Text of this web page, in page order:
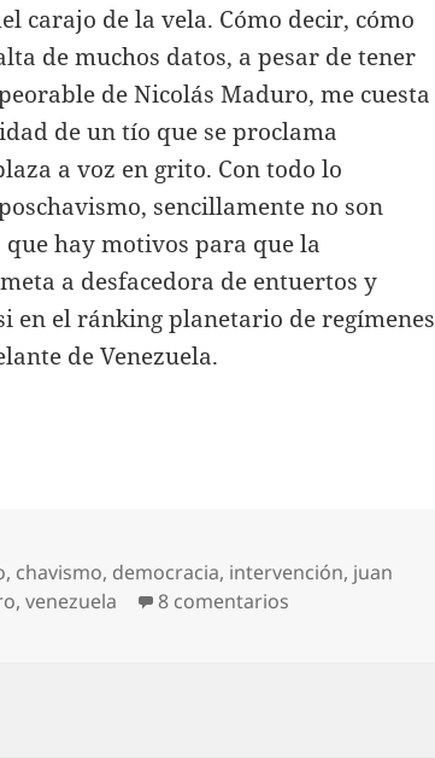
carajo de la vela. Cómo decir, cómo
de muchos datos, a pesar de tener
de Nicolás Maduro, me cuesta
de un tío que se proclama
a voz en grito. Con todo lo
sencillamente no son
hay motivos para que la
a desfacedora de entuertos y
en el ránking planetario de regímenes
de Venezuela.
, chavismo, democracia, intervención, juan
,venezuela 8 comentarios